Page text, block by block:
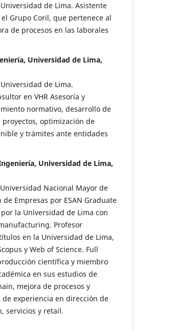
de Lima. Asistente
Grupo Coril, que pertenece al
de procesos en las laborales
Universidad de Lima,
de Lima.
en VHR Asesoría y
normativo, desarrollo de
optimización de
y trámites ante entidades
Universidad de Lima,
Nacional Mayor de
Empresas por ESAN Graduate
la Universidad de Lima con
Profesor
en la Universidad de Lima,
y Web of Science. Full
científica y miembro
en sus estudios de
mejora de procesos y
experiencia en dirección de
servicios y retail.